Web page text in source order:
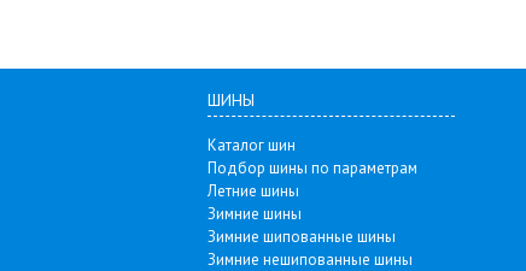
ШИНЫ
Каталог шин
Подбор шины по параметрам
Летние шины
Зимние шины
Зимние шипованные шины
Зимние нешипованные шины